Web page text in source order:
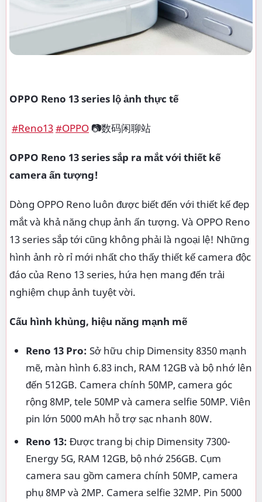
OPPO Reno 13 series lộ ảnh thực tế
#Reno13#OPPO📷数码闲聊站
OPPO Reno 13 series sắp ra mắt với thiết kế
camera ấn tượng!
Dòng OPPO Reno luôn được biết đến với thiết kế đẹp
mắt và khả năng chụp ảnh ấn tượng. Và OPPO Reno
13 series sắp tới cũng không phải là ngoại lệ! Những
hình ảnh rò rỉ mới nhất cho thấy thiết kế camera độc
đáo của Reno 13 series, hứa hẹn mang đến trải
nghiệm chụp ảnh tuyệt vời.
Cấu hình khủng, hiệu năng mạnh mẽ
Reno 13 Pro: Sở hữu chip Dimensity 8350 mạnh
mẽ, màn hình 6.83 inch, RAM 12GB và bộ nhớ lên
đến 512GB. Camera chính 50MP, camera góc
rộng 8MP, tele 50MP và camera selfie 50MP. Viên
pin lớn 5000 mAh hỗ trợ sạc nhanh 80W.
Reno 13: Được trang bị chip Dimensity 7300-
Energy 5G, RAM 12GB, bộ nhớ 256GB. Cụm
camera sau gồm camera chính 50MP, camera
phụ 8MP và 2MP. Camera selfie 32MP. Pin 5000